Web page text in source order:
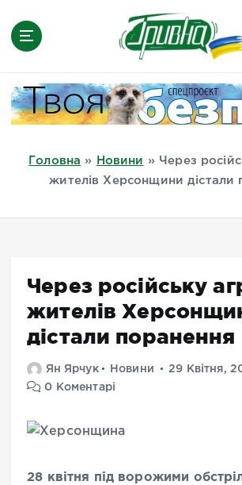
Миколаїв,
Головна » Новини » Через
жителів Херсонщини дістали
Через російську
жителів
дістали поранення
Ян Ярчук Новини
29 Квітня,
0 Коментарі
28 квітня під ворожими